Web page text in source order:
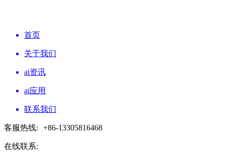
首页
关于我们
ai资讯
ai应用
联系我们
客服热线: +86-13305816468
在线联系: